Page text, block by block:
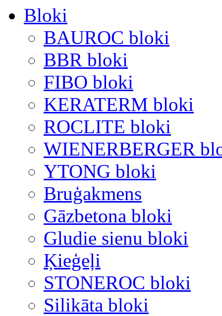
Bloki
BAUROC bloki
BBR bloki
FIBO bloki
KERATERM bloki
ROCLITE bloki
WIENERBERGER
YTONG bloki
Bruģakmens
Gāzbetona bloki
Gludie sienu bloki
Ķieģeļi
STONEROC bloki
Silikāta bloki